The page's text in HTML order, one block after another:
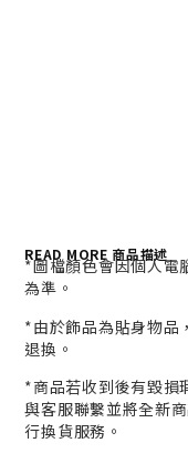
READ MORE 商品描述
*圖檔顏色會因個人電
為準。
*由於飾品為貼身物品
退換。
*商品若收到後有毀損
與客服聯繫並將全新
行換貨服務。